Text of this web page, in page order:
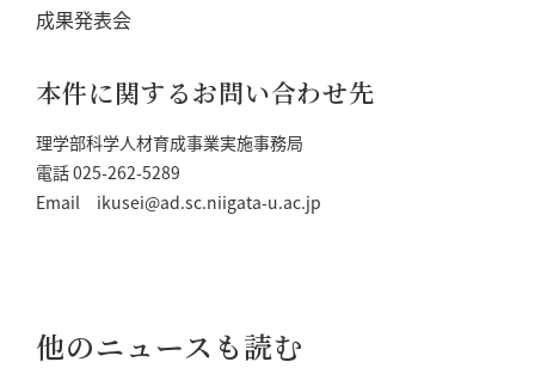
成果発表会
本件に関するお問い合わせ先
理学部科学人材育成事業実施事務局
電話 025-262-5289
Email ikusei@ad.sc.niigata-u.ac.jp
他のニュースも読む